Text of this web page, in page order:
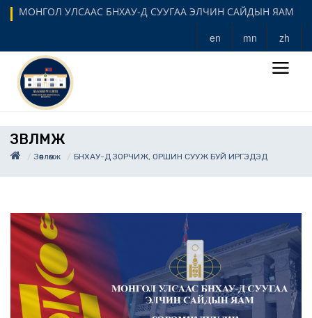
МОНГОЛ УЛСААС БНХАУ-Д СУУГАА ЭЛЧИН САЙДЫН ЯАМ
en mn zh
ЗӨВЛӨМЖ
Зөвлөмж БНХАУ-Д ЗОРЧИЖ, ОРШИН СУУЖ БУЙ ИРГЭДЭД